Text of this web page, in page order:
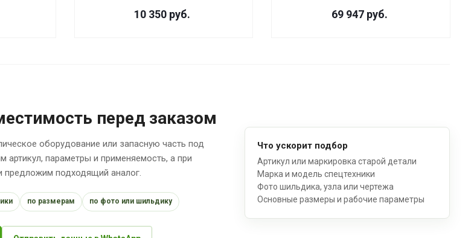
10 350 руб. 69 947 руб.
перед заказом
оборудование или запасную часть под
артикул, параметры и применяемость, а при
предложим подходящий аналог.
по размерам по фото или шильдику
Что ускорит подбор
Артикул или маркировка старой детали
Марка и модель спецтехники
Фото шильдика, узла или чертежа
Основные размеры и рабочие параметры